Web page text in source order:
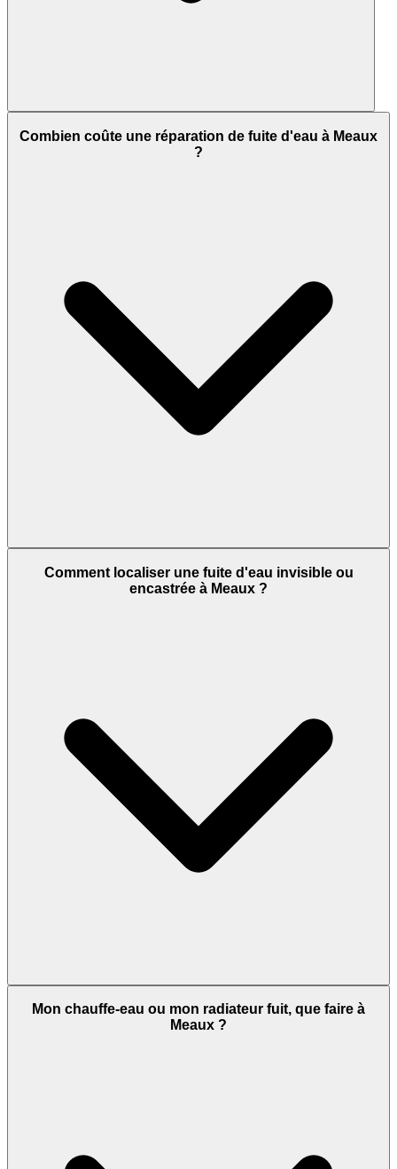
Combien coûte une réparation de fuite d'eau à Meaux
?
Comment localiser une fuite d'eau invisible ou
encastrée à Meaux ?
Mon chauffe-eau ou mon radiateur fuit, que faire à
Meaux ?